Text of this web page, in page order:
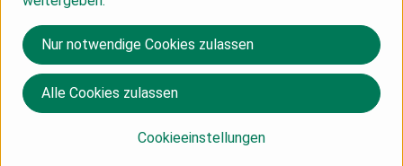
Herkunft
Cookieeinstellungen
Nur notwendige Cookies zulassen
Alle Cookies zulassen